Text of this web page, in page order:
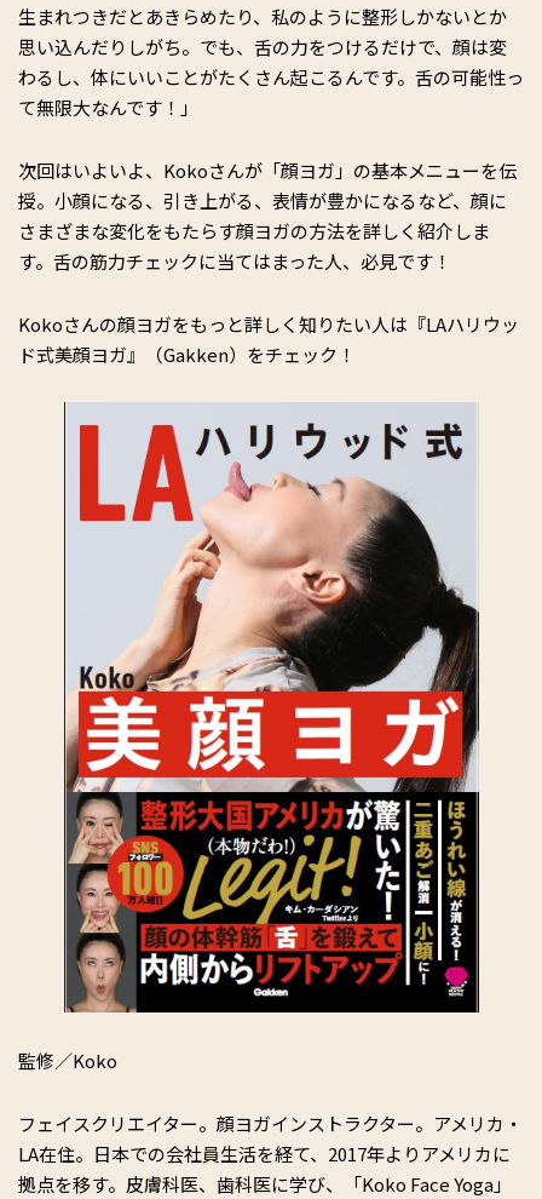
生まれつきだとあきらめたり、私のように整形しかないとか
思い込んだりしがち。でも、舌の力をつけるだけで、顔は変
わるし、体にいいことがたくさん起こるんです。舌の可能性っ
て無限大なんです！」
次回はいよいよ、Kokoさんが「顔ヨガ」の基本メニューを伝
授。小顔になる、引き上がる、表情が豊かになるなど、顔に
さまざまな変化をもたらす顔ヨガの方法を詳しく紹介しま
す。舌の筋力チェックに当てはまった人、必見です！
Kokoさんの顔ヨガをもっと詳しく知りたい人は『LAハリウッ
ド式美顔ヨガ』（Gakken）をチェック！
監修／Koko
フェイスクリエイター。顔ヨガインストラクター。アメリカ・
LA在住。日本での会社員生活を経て、2017年よりアメリカに
拠点を移す。皮膚科医、歯科医に学び、「Koko Face Yoga」